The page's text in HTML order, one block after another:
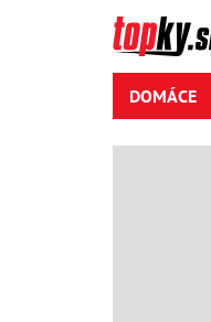
DOMÁCE